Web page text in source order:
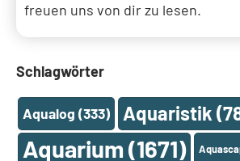
freuen uns von dir zu lesen.
Schlagwörter
Aqualog (333) Aquaristik
Aquarium (1671)